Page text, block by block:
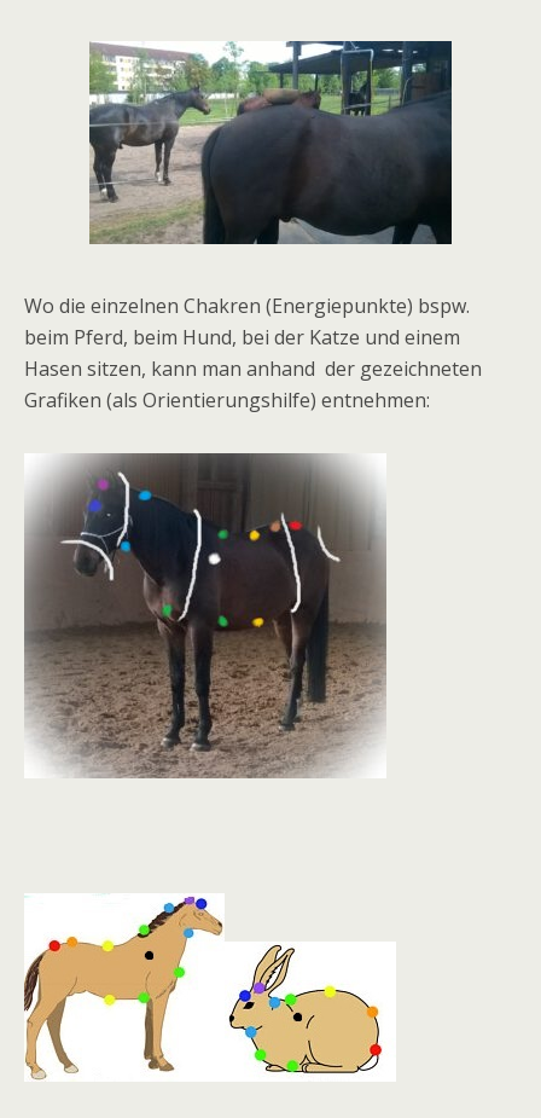
Wo die einzelnen Chakren (Energiepunkte) bspw.
beim Pferd, beim Hund, bei der Katze und einem
Hasen sitzen, kann man anhand der gezeichneten
Grafiken (als Orientierungshilfe) entnehmen: